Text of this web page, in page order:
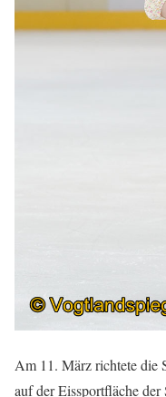
Am 11. März richtete die
auf der Eissportfläche